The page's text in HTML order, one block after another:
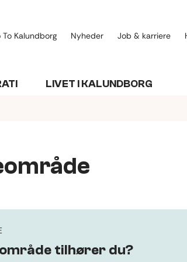
To Kalundborg Nyheder Job & karriere
LIVET I KALUNDBORG
tilhører du?